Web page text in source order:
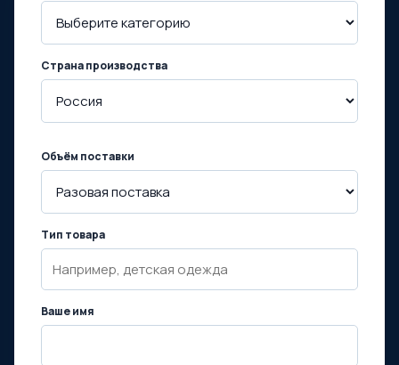
Страна производства
Объём поставки
Тип товара
Ваше имя